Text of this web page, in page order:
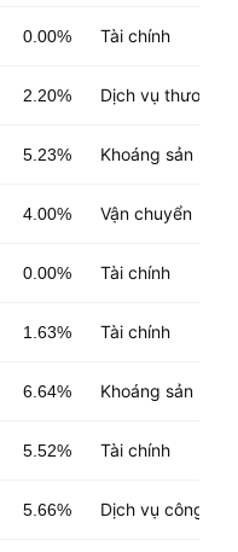
0.00% Tài chính
2.20% Dịch vụ thương
5.23% Khoáng sản
4.00% Vận chuyển
0.00% Tài chính
1.63% Tài chính
6.64% Khoáng sản phi
5.52% Tài chính
5.66% Dịch vụ công